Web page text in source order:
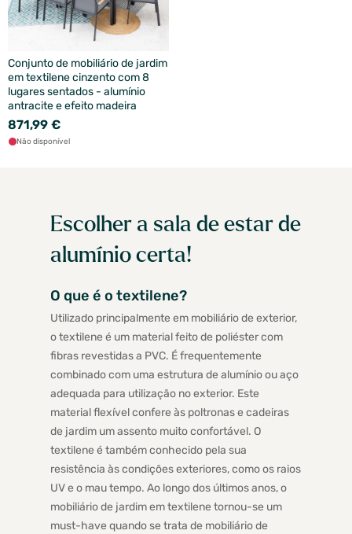
Conjunto de mobiliário de jardim
em textilene cinzento com 8
lugares sentados - alumínio
antracite e efeito madeira
871,99 €
Não disponível
Escolher a sala de estar de
alumínio certa!
O que é o textilene?
Utilizado principalmente em mobiliário de exterior,
o textilene é um material feito de poliéster com
fibras revestidas a PVC. É frequentemente
combinado com uma estrutura de alumínio ou aço
adequada para utilização no exterior. Este
material flexível confere às poltronas e cadeiras
de jardim um assento muito confortável. O
textilene é também conhecido pela sua
resistência às condições exteriores, como os raios
UV e o mau tempo. Ao longo dos últimos anos, o
mobiliário de jardim em textilene tornou-se um
must-have quando se trata de mobiliário de